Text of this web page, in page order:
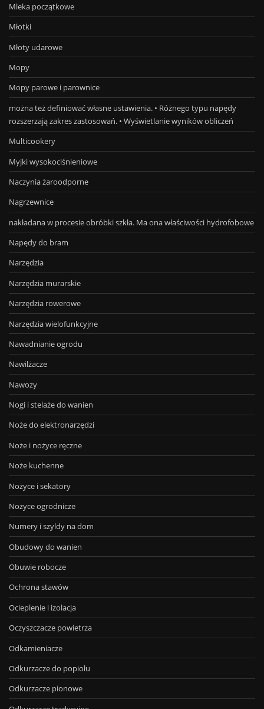
Mleka początkowe
Młotki
Młoty udarowe
Mopy
Mopy parowe i parownice
można też definiować własne ustawienia. • Różnego typu napędy
rozszerzają zakres zastosowań. • Wyświetlanie wyników obliczeń
Multicookery
Myjki wysokociśnieniowe
Naczynia żaroodporne
Nagrzewnice
nakładana w procesie obróbki szkła. Ma ona właściwości hydrofobowe
Napędy do bram
Narzędzia
Narzędzia murarskie
Narzędzia rowerowe
Narzędzia wielofunkcyjne
Nawadnianie ogrodu
Nawilżacze
Nawozy
Nogi i stelaże do wanien
Noże do elektronarzędzi
Noże i nożyce ręczne
Noże kuchenne
Nożyce i sekatory
Nożyce ogrodnicze
Numery i szyldy na dom
Obudowy do wanien
Obuwie robocze
Ochrona stawów
Ocieplenie i izolacja
Oczyszczacze powietrza
Odkamieniacze
Odkurzacze do popiołu
Odkurzacze pionowe